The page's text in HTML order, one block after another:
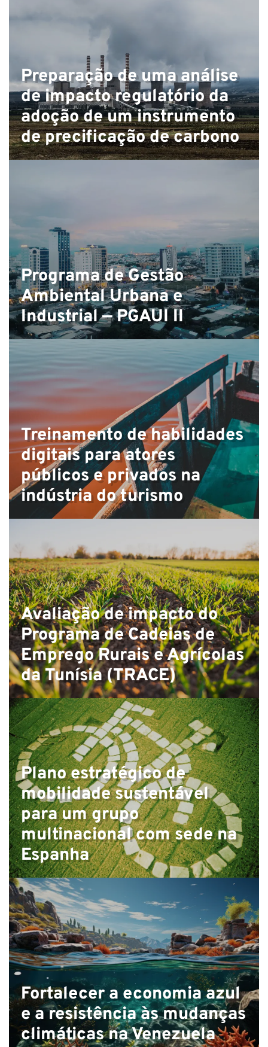
Preparação de uma análise
de impacto regulatório da
adoção de um instrumento
de precificação de carbono
Programa de Gestão
Ambiental Urbana e
Industrial — PGAUI II
Treinamento de habilidades
digitais para atores
públicos e privados na
indústria do turismo
Avaliação de impacto do
Programa de Cadeias de
Emprego Rurais e Agrícolas
da Tunísia (TRACE)
Plano estratégico de
mobilidade sustentável
para um grupo
multinacional com sede na
Espanha
Fortalecer a economia azul
e a resistência às mudanças
climáticas na Venezuela